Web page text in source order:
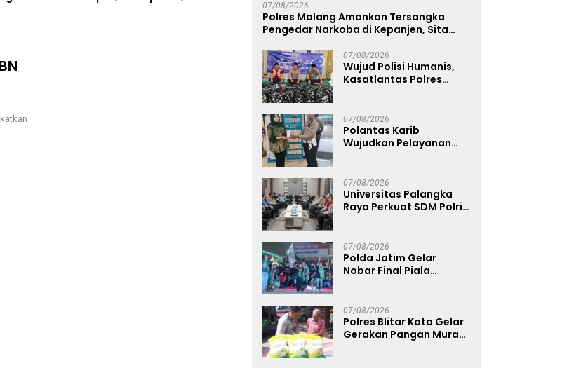
Mapolda
07/08/2026
Polres Malang Amankan Tersangka
Pengedar Narkoba di Kepanjen, Sita
07/08/2026
Wujud Polisi Humanis,
Kasatlantas Polres
Berkah di Masjid Syekh
Ahmad Ibrahim
07/08/2026
Polantas Karib
Wujudkan Pelayanan
Humanis
07/08/2026
Universitas Palangka
Raya Perkuat SDM Polri
07/08/2026
Polda Jatim Gelar
Nobar Final Piala
Persebaya dari
Lapangan Mapolda
07/08/2026
Polres Blitar Kota Gelar
Gerakan Pangan Murah